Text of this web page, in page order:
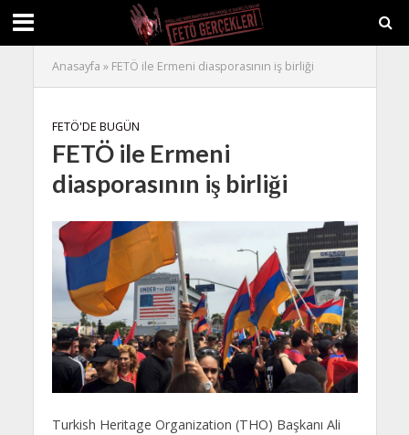
Anasayfa » FETÖ ile Ermeni diasporasının iş birliği
FETÖ'DE BUGÜN
FETÖ ile Ermeni
diasporasının iş birliği
Turkish Heritage Organization (THO) Başkanı Ali